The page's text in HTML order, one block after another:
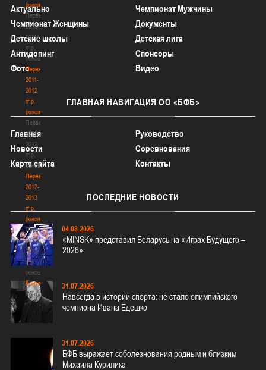
(юноши)
Первенство
2010-
2011
гг.р.
(юноши)
Первенство
2011-
2012
гг.р.
(юноши)
Первенство
2011-
2012
гг.р.
(юноши)
Первенство
2012-
2013
гг.р.
(юноши)
Первенство
2012-
2013
гг.р.
(юноши)
Контакты
Контакты
Актуально
Чемпионат Мужчины
Чемпионат Женщины
Документы
Детские школы
Детская лига
Антидопинг
Спонсоры
Фото
Видео
ГЛАВНАЯ НАВИГАЦИЯ ОО «БФБ»
Главная
Руководство
Новости
Соревнования
Карта сайта
Контакты
ПОСЛЕДНИЕ НОВОСТИ
04.08.2026
«MINSK» представил Беларусь на «Играх Будущего –
2026»
31.07.2026
Навсегда в истории спорта: не стало олимпийского
чемпиона Ивана Едешко
31.07.2026
БФБ выражает соболезнования родным и близким
Михаила Курилика